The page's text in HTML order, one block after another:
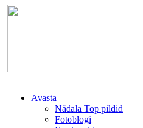
Avasta
Nädala Top pildid
Fotoblogi